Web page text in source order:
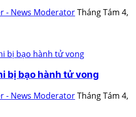
- News ModeratorTháng Tám 4,
bị bạo hành tử vong
- News ModeratorTháng Tám 4,